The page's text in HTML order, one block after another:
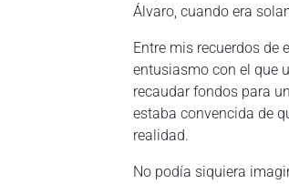
Álvaro, cuando era
Entre mis recuerdos de
entusiasmo con el que
recaudar fondos para
estaba convencida de
realidad.
No podía siquiera